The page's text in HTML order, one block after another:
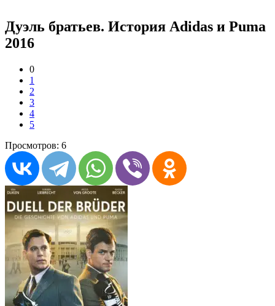
Дуэль братьев. История Adidas и Puma
2016
0
1
2
3
4
5
Просмотров: 6